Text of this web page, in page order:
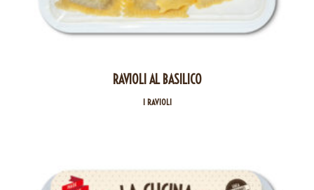
RAVIOLI AL BASILICO
I RAVIOLI